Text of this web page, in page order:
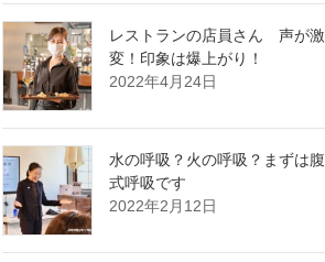
レストランの店員さん 声が激
変！印象は爆上がり！
2022年4月24日
水の呼吸？火の呼吸？まずは腹
式呼吸です
2022年2月12日